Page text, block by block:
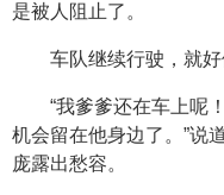
是被人阻止了。
车队继续行驶，就
“我爹爹还在车上呢
机会留在他身边了。”说
庞露出愁容。